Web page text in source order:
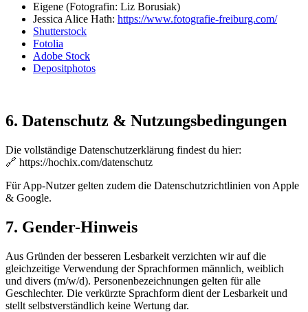
Eigene (Fotografin: Liz Borusiak)
Jessica Alice Hath: https://www.fotografie-freiburg.com/
Shutterstock
Fotolia
Adobe Stock
Depositphotos
6. Datenschutz & Nutzungsbedingungen
Die vollständige Datenschutzerklärung findest du hier:
🔗 https://hochix.com/datenschutz
Für App-Nutzer gelten zudem die Datenschutzrichtlinien von Apple
& Google.
7. Gender-Hinweis
Aus Gründen der besseren Lesbarkeit verzichten wir auf die
gleichzeitige Verwendung der Sprachformen männlich, weiblich
und divers (m/w/d). Personenbezeichnungen gelten für alle
Geschlechter. Die verkürzte Sprachform dient der Lesbarkeit und
stellt selbstverständlich keine Wertung dar.